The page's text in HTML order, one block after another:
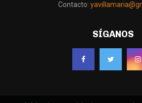
Contacto:
SÍGANOS